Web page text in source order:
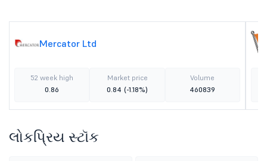
Mercator Ltd
52 week high
0.86
Market price
0.84 (-1.18%)
Volume
460839
લોકપ્રિય સ્ટૉક